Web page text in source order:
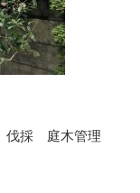
採 庭木管理